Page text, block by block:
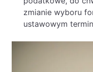
zmianie wyboru
ustawowym